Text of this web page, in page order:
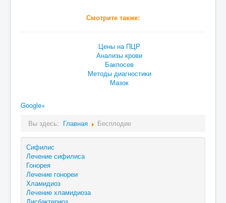
Смотрите также:
Цены на ПЦР
Анализы крови
Бакпосев
Методы диагностики
Мазок
Google+
Вы здесь: Главная Бесплодие
Сифилис
Лечение сифилиса
Гонорея
Лечение гонореи
Хламидиоз
Лечение хламидиоза